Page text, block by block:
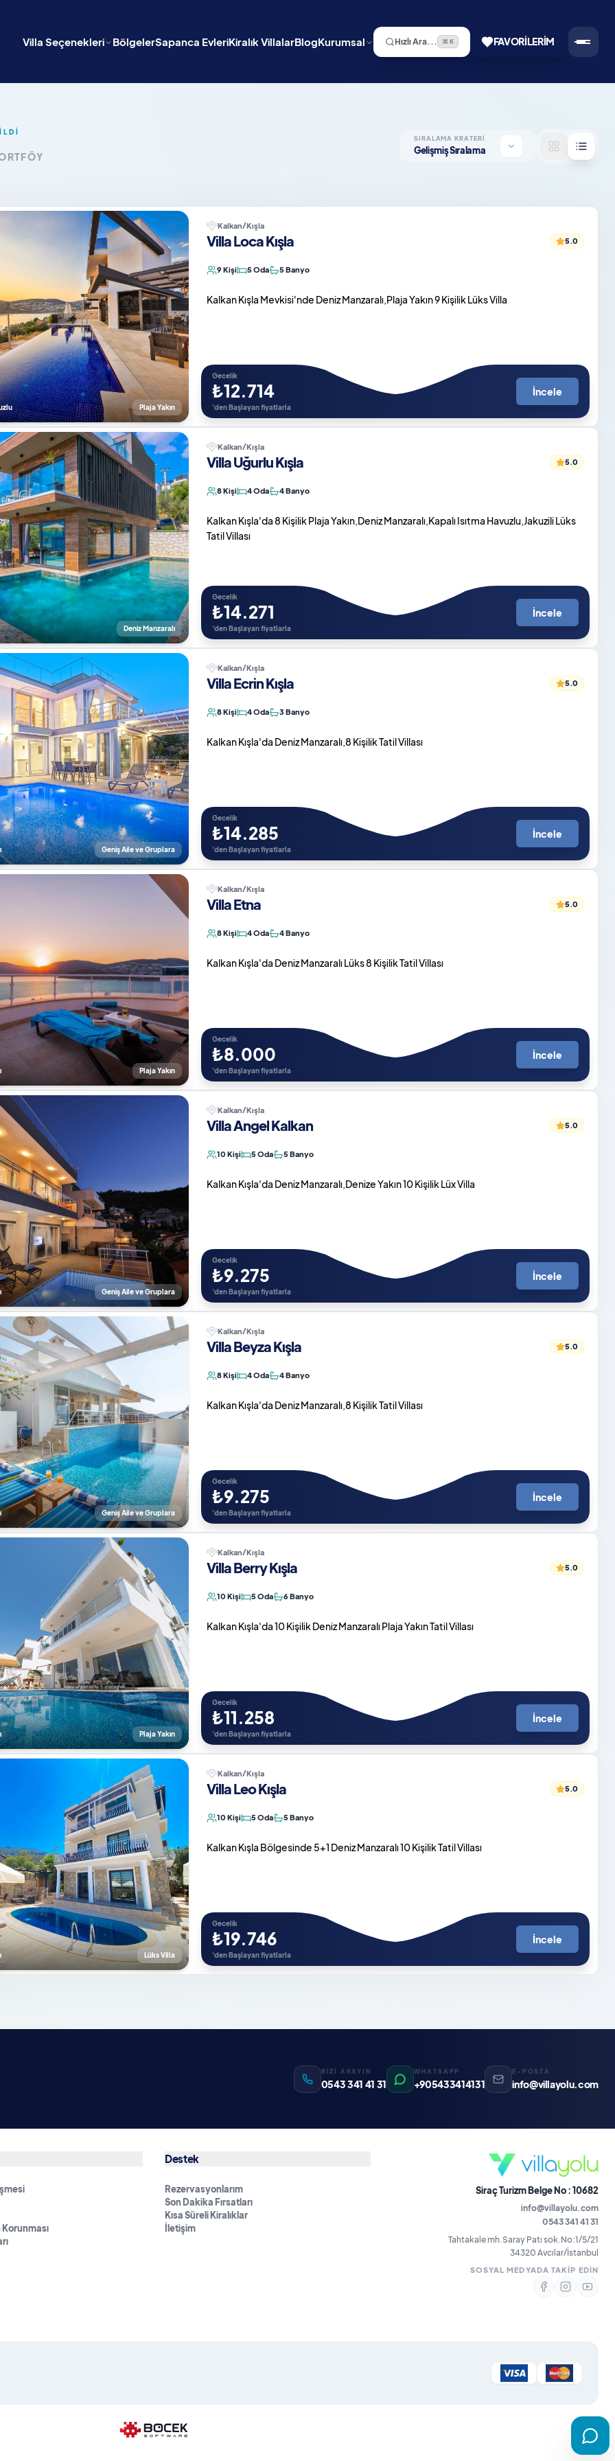
Villa Seçenekleri BölgelerSapanca EvleriKiralık VillalarBlogKurumsal Hızlı Ara... ⌘ K FAVORILERIM
SIRALAMA KRATERI
Gelişmiş Sıralama
Plaja Yakın
Kalkan/Kışla
Villa Loca Kışla 5.0
9 Kişi 5 Oda 5 Banyo
Kalkan Kışla Mevkisi'nde Deniz Manzaralı,Plaja Yakın 9 Kişilik Lüks Villa
Gecelik
₺12.714
'den Başlayan fiyatlarla
İncele
Deniz Manzaralı
Kalkan/Kışla
Villa Uğurlu Kışla 5.0
8 Kişi 4 Oda 4 Banyo
Kalkan Kışla'da 8 Kişilik Plaja Yakın,Deniz Manzaralı,Kapalı Isıtma Havuzlu,Jakuzili Lüks
Tatil Villası
Gecelik
₺14.271
'den Başlayan fiyatlarla
İncele
Geniş Aile ve Gruplara
Kalkan/Kışla
Villa Ecrin Kışla 5.0
8 Kişi 4 Oda 3 Banyo
Kalkan Kışla'da Deniz Manzaralı,8 Kişilik Tatil Villası
Gecelik
₺14.285
'den Başlayan fiyatlarla
İncele
Plaja Yakın
Kalkan/Kışla
Villa Etna 5.0
8 Kişi 4 Oda 4 Banyo
Kalkan Kışla'da Deniz Manzaralı Lüks 8 Kişilik Tatil Villası
Gecelik
₺8.000
'den Başlayan fiyatlarla
İncele
Geniş Aile ve Gruplara
Kalkan/Kışla
Villa Angel Kalkan 5.0
10 Kişi 5 Oda 5 Banyo
Kalkan Kışla'da Deniz Manzaralı,Denize Yakın 10 Kişilik Lüx Villa
Gecelik
₺9.275
'den Başlayan fiyatlarla
İncele
Geniş Aile ve Gruplara
Kalkan/Kışla
Villa Beyza Kışla 5.0
8 Kişi 4 Oda 4 Banyo
Kalkan Kışla'da Deniz Manzaralı,8 Kişilik Tatil Villası
Gecelik
₺9.275
'den Başlayan fiyatlarla
İncele
Plaja Yakın
Kalkan/Kışla
Villa Berry Kışla 5.0
10 Kişi 5 Oda 6 Banyo
Kalkan Kışla'da 10 Kişilik Deniz Manzaralı Plaja Yakın Tatil Villası
Gecelik
₺11.258
'den Başlayan fiyatlarla
İncele
Lüks Villa
Kalkan/Kışla
Villa Leo Kışla 5.0
10 Kişi 5 Oda 5 Banyo
Kalkan Kışla Bölgesinde 5+1 Deniz Manzaralı 10 Kişilik Tatil Villası
Gecelik
₺19.746
'den Başlayan fiyatlarla
İncele
BİZİ ARAYIN
0543 341 41 31
WHATSAPP
+905433414131
E-POSTA
info@villayolu.com
Korunması
Destek
Rezervasyonlarım
Son Dakika Fırsatları
Kısa Süreli Kiralıklar
İletişim
Siraç Turizm Belge No : 10682
info@villayolu.com
0543 341 41 31
Tahtakale mh.Saray Patı sok.No:1/5/21
34320 Avcılar/İstanbul
SOSYAL MEDYADA TAKIP EDIN